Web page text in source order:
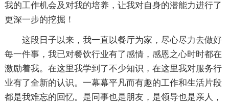
我的工作机会及对我的培养，让我对自身的潜能力进行了
更深一步的挖掘！
这段日子以来，我一直以餐厅为家，尽心尽力去做好
每一件事，我已对餐饮行业有了感情，感恩之心时时都在
激励着我。在这里我学到了不少知识，在这里我对服务行
业有了全新的认识。一幕幕平凡而有趣的工作和生活片段
都是我难忘的回忆。是同事也是朋友，是领导也是亲人，